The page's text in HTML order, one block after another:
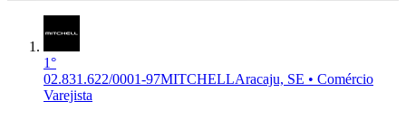
1°
02.831.622/0001-97MITCHELLAracaju, SE • Comércio
Varejista